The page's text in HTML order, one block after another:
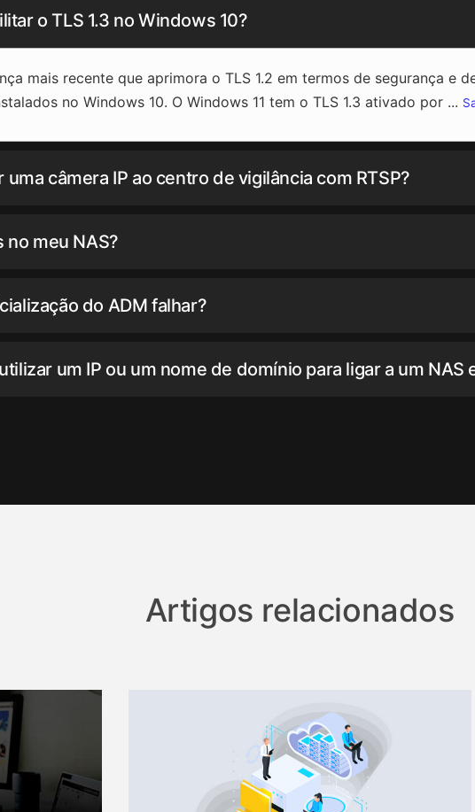
o TLS 1.3 no Windows 10?
mais recente que aprimora o TLS 1.2 em termos de segurança e
no Windows 10. O Windows 11 tem o TLS 1.3 ativado por ...
uma câmera IP ao centro de vigilância com RTSP?
no meu NAS?
do ADM falhar?
um IP ou um nome de domínio para ligar a um
Artigos relacionados